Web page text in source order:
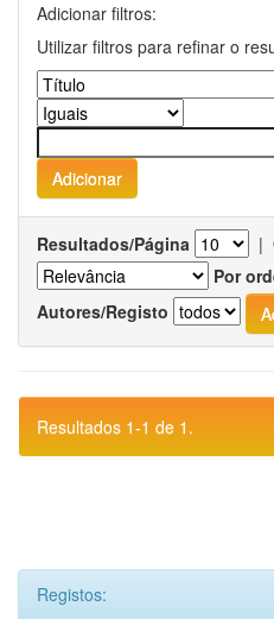
Adicionar filtros:
Utilizar filtros para refinar o
Resultados/Página |
Por
Autores/Registo
Resultados 1-1 de 1.
Registos: